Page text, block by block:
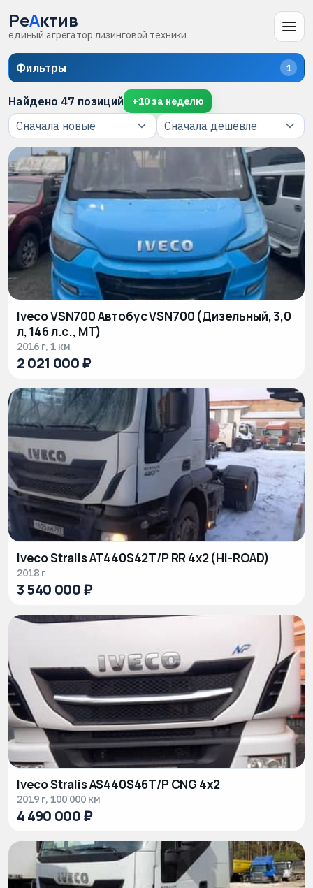
РеАктив
единый агрегатор лизинговой техники
Фильтры 1
Фильтры Закрыть
Все виды техники
АВТОБУС
ГРУЗОВОЙ
ЛЕГКОВОЙ
ЛКТ
МОТОТЕХНИКА
ПРИЦЕП
Сбросить
все
Показать
47
Найдено 47 позиций +10за неделю
Iveco VSN700 Автобус VSN700 (Дизельный, 3,0
л, 146 л.с., МТ)
2016 г, 1 км
2 021 000 ₽
Iveco Stralis AT440S42T/P RR 4x2 (HI-ROAD)
2018 г
3 540 000 ₽
Iveco Stralis AS440S46T/P CNG 4x2
2019 г, 100 000 км
4 490 000 ₽